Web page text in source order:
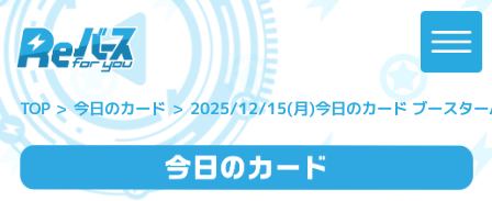
TOP 今日のカード 2025/12/15(月)今日のカード ブースター